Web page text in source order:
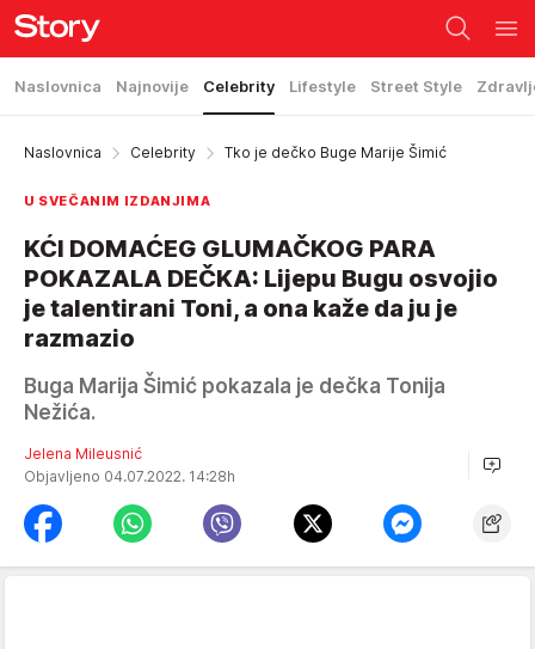
Naslovnica Najnovije Celebrity Lifestyle Street Style
Naslovnica Celebrity Tko je dečko Buge Marije Šimić
U SVEČANIM IZDANJIMA
KĆI DOMAĆEG GLUMAČKOG PARA
POKAZALA DEČKA: Lijepu Bugu osvojio
je talentirani Toni, a ona kaže da ju je
razmazio
Buga Marija Šimić pokazala je dečka Tonija
Nežića.
Jelena Mileusnić
Objavljeno 04.07.2022. 14:28h